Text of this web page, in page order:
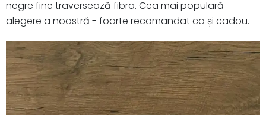
negre fine traversează fibra. Cea mai populară
alegere a noastră - foarte recomandat ca și cadou.